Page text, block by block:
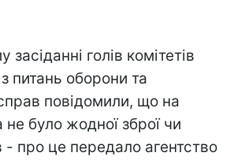
засіданні голів комітетів
питань оборони та
повідомили, що на
не було жодної зброї чи
- про це передало агентство